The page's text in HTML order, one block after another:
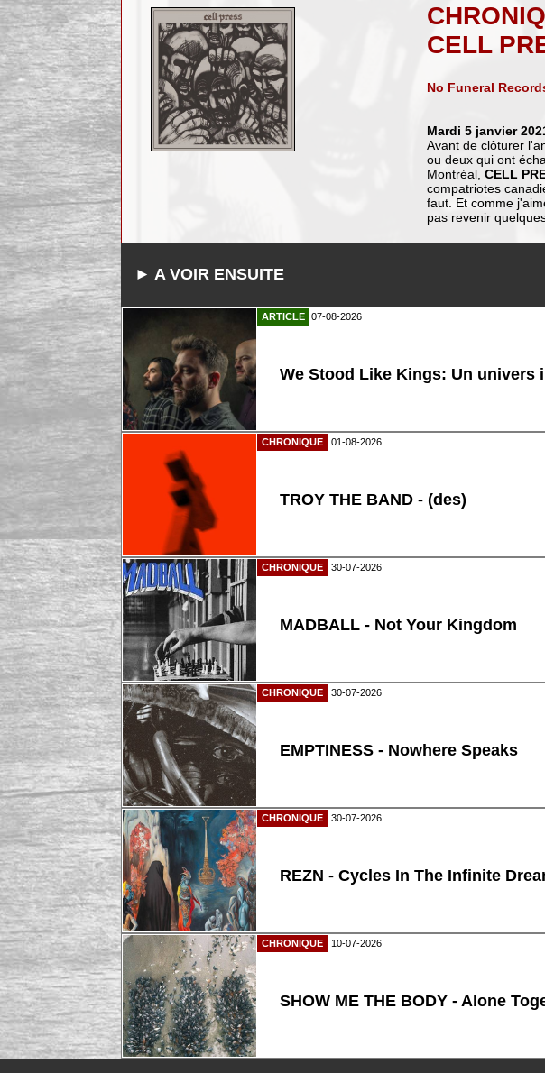
CELL
No Funeral
Mardi 5 janvier
Avant de clôturer
ou deux qui ont
Montréal, CELL
compatriotes
faut. Et comme
pas revenir
► A VOIR ENSUITE
ARTICLE 07-08-2026
We Stood Like Kings: Un univers
CHRONIQUE 01-08-2026
TROY THE BAND - (des)
CHRONIQUE 30-07-2026
MADBALL - Not Your Kingdom
CHRONIQUE 30-07-2026
EMPTINESS - Nowhere Speaks
CHRONIQUE 30-07-2026
REZN - Cycles In The Infinite
CHRONIQUE 10-07-2026
SHOW ME THE BODY - Alone